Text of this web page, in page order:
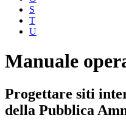
S
T
U
Manuale
Progettare siti
della Pubblica